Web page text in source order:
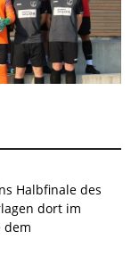
Halbfinale des
dort im
dem